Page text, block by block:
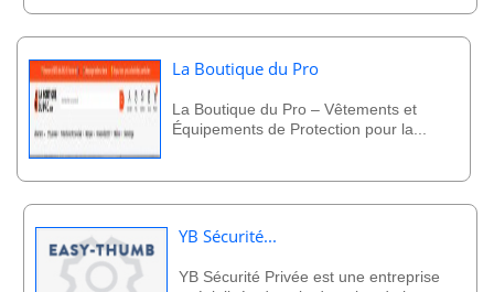
La Boutique du Pro
La Boutique du Pro – Vêtements et
Équipements de Protection pour la...
YB Sécurité...
YB Sécurité Privée est une entreprise